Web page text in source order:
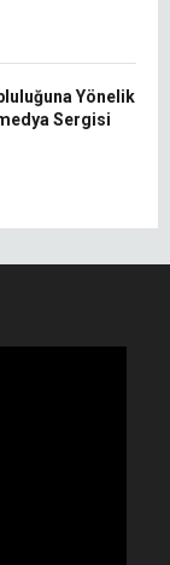
Yönelik
Sergisi